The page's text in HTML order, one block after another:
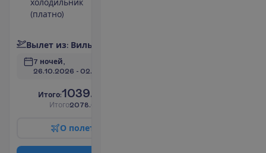
холодильник
(платно)
Вылет из: Виль
7 ночей,
26.10.2026 - 02.11.2026
Итого:1039.00
Итого2078.00
О полет